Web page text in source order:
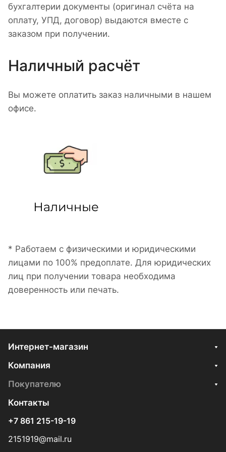
бухгалтерии документы (оригинал счёта на
оплату, УПД, договор) выдаются вместе с
заказом при получении.
Наличный расчёт
Вы можете оплатить заказ наличными в нашем
офисе.
* Работаем с физическими и юридическими
лицами по 100% предоплате. Для юридических
лиц при получении товара необходима
доверенность или печать.
Интернет-магазин
Компания
Покупателю
Контакты
+7 861 215-19-19
2151919@mail.ru